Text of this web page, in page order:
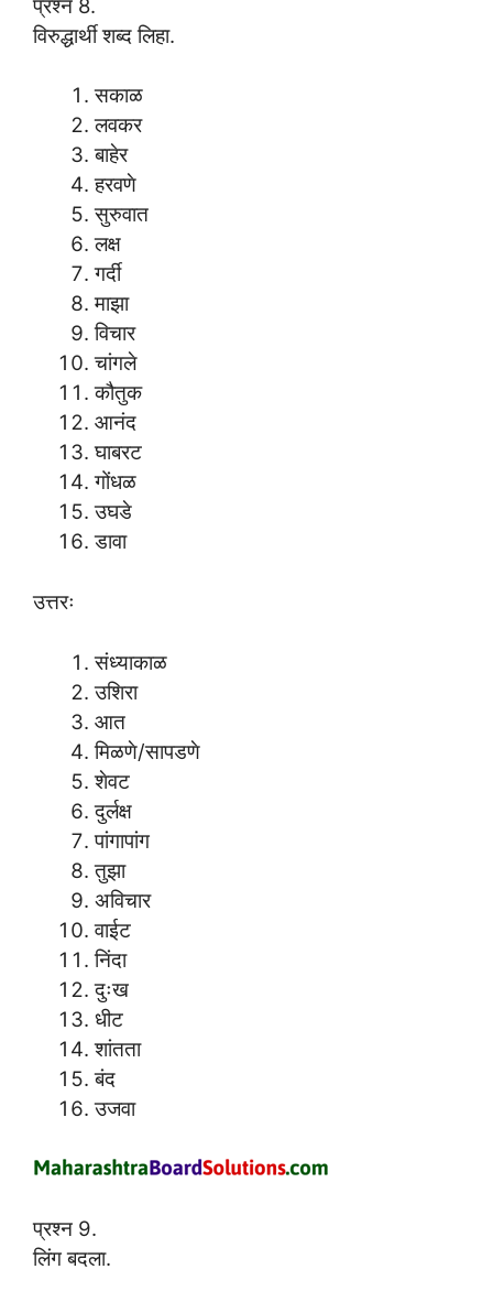
प्रश्न 8.
विरुद्धार्थी शब्द लिहा.
सकाळ
लवकर
बाहेर
हरवणे
सुरुवात
लक्ष
गर्दी
माझा
विचार
चांगले
कौतुक
आनंद
घाबरट
गोंधळ
उघडे
डावा
उत्तरः
संध्याकाळ
उशिरा
आत
मिळणे/सापडणे
शेवट
दुर्लक्ष
पांगापांग
तुझा
अविचार
वाईट
निंदा
दुःख
धीट
शांतता
बंद
उजवा
प्रश्न 9.
लिंग बदला.